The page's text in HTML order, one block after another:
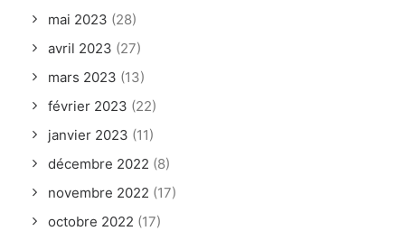
mai 2023 (28)
avril 2023 (27)
mars 2023 (13)
février 2023 (22)
janvier 2023 (11)
décembre 2022 (8)
novembre 2022 (17)
octobre 2022 (17)